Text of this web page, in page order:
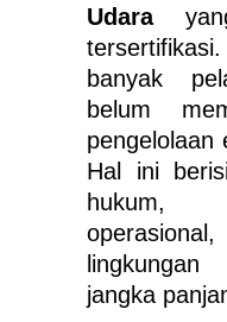
Udara
banyak
belum
pengelolaan
Hal ini
hukum,
jangka